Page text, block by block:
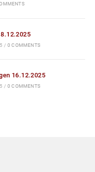
/ 0 COMMENTS
16.12.2025
/ 0 COMMENTS